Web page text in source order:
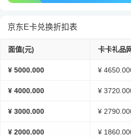
京东E卡兑换折扣表
面值(元) 卡卡礼品
¥ 5000.000 ¥
¥ 4000.000 ¥
¥ 3000.000 ¥
¥ 2000.000 ¥